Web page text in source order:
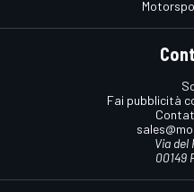
Fai pubblicità
Via del
00149